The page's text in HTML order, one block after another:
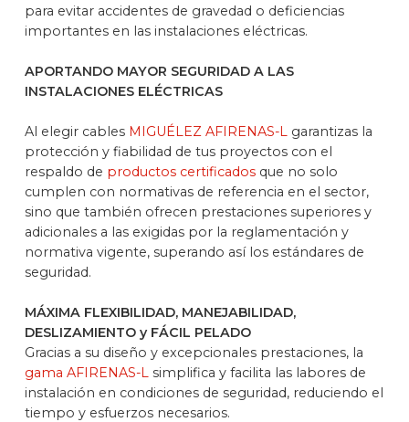
para evitar accidentes de gravedad o deficiencias
importantes en las instalaciones eléctricas.
APORTANDO MAYOR SEGURIDAD A LAS
INSTALACIONES ELÉCTRICAS
Al elegir cables MIGUÉLEZ AFIRENAS-L garantizas la
protección y fiabilidad de tus proyectos con el
respaldo de productos certificados que no solo
cumplen con normativas de referencia en el sector,
sino que también ofrecen prestaciones superiores y
adicionales a las exigidas por la reglamentación y
normativa vigente, superando así los estándares de
seguridad.
MÁXIMA FLEXIBILIDAD, MANEJABILIDAD,
DESLIZAMIENTO y FÁCIL PELADO
Gracias a su diseño y excepcionales prestaciones, la
gama AFIRENAS-L simplifica y facilita las labores de
instalación en condiciones de seguridad, reduciendo el
tiempo y esfuerzos necesarios.